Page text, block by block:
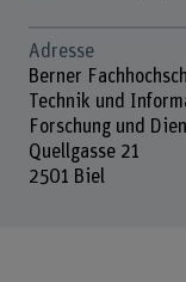
Adresse
Berner
Technik und
Forschung und
Quellgasse 21
2501 Biel